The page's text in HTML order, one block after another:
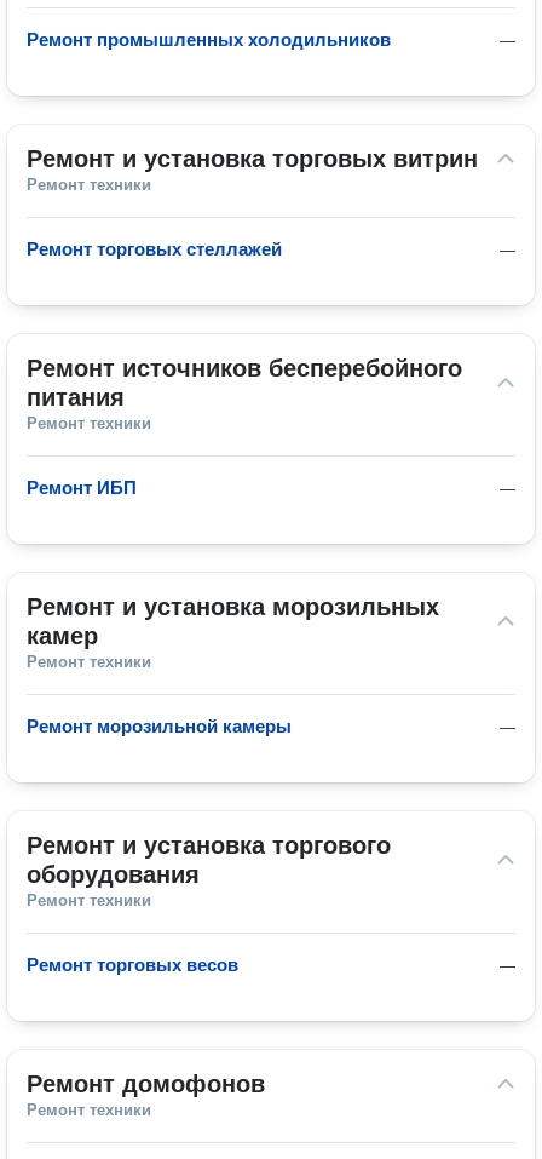
—
Ремонт промышленных холодильников
Ремонт и установка торговых витрин
Ремонт техники
—
Ремонт торговых стеллажей
Ремонт источников бесперебойного
питания
Ремонт техники
—
Ремонт ИБП
Ремонт и установка морозильных
камер
Ремонт техники
—
Ремонт морозильной камеры
Ремонт и установка торгового
оборудования
Ремонт техники
—
Ремонт торговых весов
Ремонт домофонов
Ремонт техники